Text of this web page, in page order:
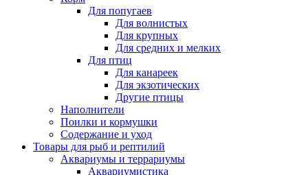
Для попугаев
Для волнистых
Для крупных
Для средних и мелких
Для птиц
Для канареек
Для экзотических
Другие птицы
Наполнители
Поилки и кормушки
Содержание и уход
Товары для рыб и рептилий
Аквариумы и террариумы
Аквариумистика